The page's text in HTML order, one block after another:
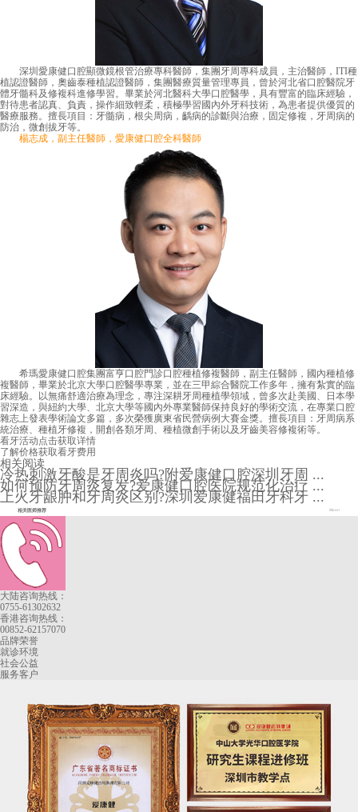
深圳愛康健口腔顯微鏡根管治療專科醫師，集團牙周專科成員，主治醫師，ITI種
植認證醫師，奧齒泰種植認證醫師，集團醫療質量管理專員，曾於河北省口腔醫院牙
體牙髓科及修複科進修學習。畢業於河北醫科大學口腔醫學，具有豐富的臨床經驗，
對待患者認真、負責，操作細致輕柔，積極學習國內外牙科技術，為患者提供優質的
醫療服務。擅長項目：牙髓病，根尖周病，齲病的診斷與治療，固定修複，牙周病的
防治，微創拔牙等。
楊志成，副主任醫師，愛康健口腔全科醫師
希瑪愛康健口腔集團富亨口腔門診口腔種植修複醫師，副主任醫師，國內種植修
複醫師，畢業於北京大學口腔醫學專業，並在三甲綜合醫院工作多年，擁有紮實的臨
床經驗。以無痛舒適治療為理念，專注深耕牙周種植學領域，曾多次赴美國、日本學
習深造，與紐約大學、北京大學等國內外專業醫師保持良好的學術交流，在專業口腔
雜志上發表學術論文多篇，多次榮獲廣東省民營病例大賽金獎。擅長項目：牙周病系
統治療、種植牙修複，開創各類牙周、種植微創手術以及牙齒美容修複術等。
看牙活动点击获取详情
了解价格获取看牙费用
相关阅读
冷热刺激牙酸是牙周炎吗?附爱康健口腔深圳牙周 ...
如何预防牙周炎复发?爱康健口腔医院规范化治疗 ...
上火牙龈肿和牙周炎区别?深圳爱康健福田牙科牙 ...
相关医师推荐 More+
大陆咨询热线：
0755-61302632
香港咨询热线：
00852-62157070
品牌荣誉
就诊环境
社会公益
服务客户